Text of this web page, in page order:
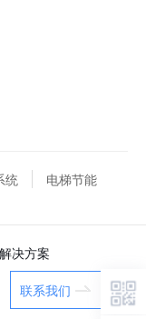
统
电梯节能
决方案
联系我们